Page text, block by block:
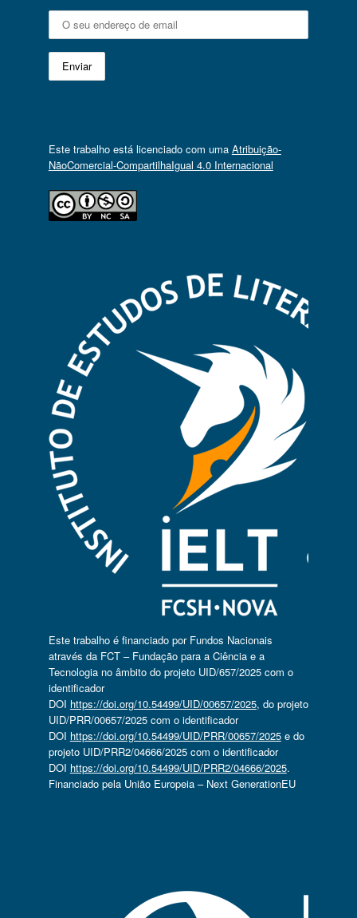
Este trabalho está licenciado com uma Atribuição-
NãoComercial-CompartilhaIgual 4.0 Internacional
Este trabalho é financiado por Fundos Nacionais
através da FCT – Fundação para a Ciência e a
Tecnologia no âmbito do projeto UID/657/2025 com o
identificador
DOI https://doi.org/10.54499/UID/00657/2025, do projeto
UID/PRR/00657/2025 com o identificador
DOI https://doi.org/10.54499/UID/PRR/00657/2025e do
projeto UID/PRR2/04666/2025 com o identificador
DOI https://doi.org/10.54499/UID/PRR2/04666/2025.
Financiado pela União Europeia – Next GenerationEU